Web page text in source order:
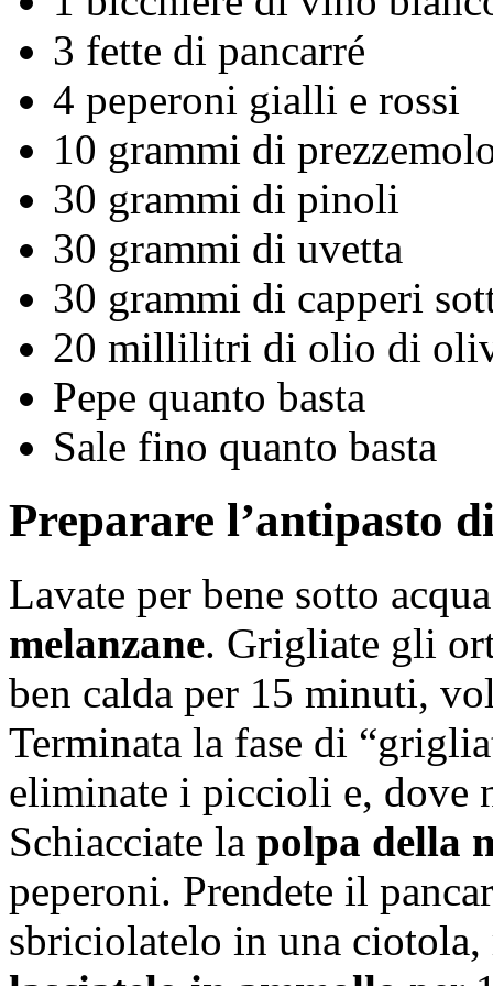
3 fette di pancarré
4 peperoni gialli e rossi
10 grammi di
30 grammi di pinoli
30 grammi di uvetta
30 grammi di capperi
20 millilitri di olio di
Pepe quanto basta
Sale fino quanto basta
Preparare l’antipasto
Lavate per bene sotto
melanzane. Grigliate gli
ben calda per 15 minuti,
Terminata la fase di
eliminate i piccioli e, dove
Schiacciate la polpa della
peperoni. Prendete il
sbriciolatelo in una